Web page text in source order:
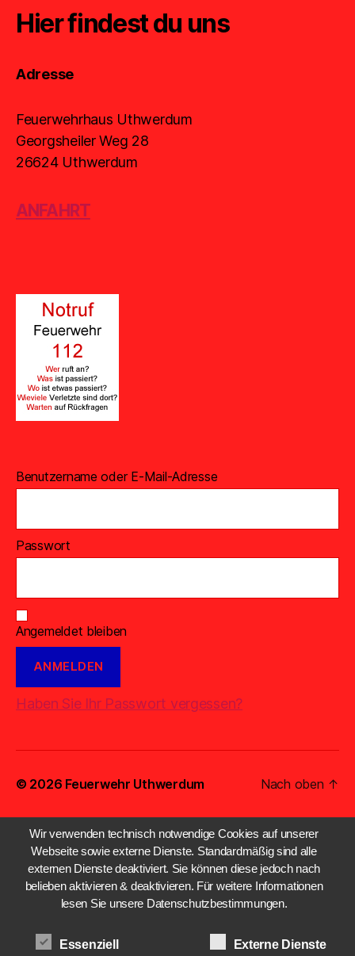
Hier findest du uns
Adresse
Feuerwehrhaus Uthwerdum
Georgsheiler Weg 28
26624 Uthwerdum
ANFAHRT
Benutzername oder E-Mail-Adresse
Passwort
Angemeldet bleiben
Haben Sie Ihr Passwort vergessen?
© 2026 Feuerwehr Uthwerdum Nach oben ↑
Wir verwenden technisch notwendige Cookies auf unserer
Webseite sowie externe Dienste. Standardmäßig sind alle
externen Dienste deaktiviert. Sie können diese jedoch nach
belieben aktivieren & deaktivieren. Für weitere Informationen
lesen Sie unsere Datenschutzbestimmungen.
Essenziell Externe Dienste